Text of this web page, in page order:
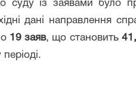
суду із заявами було
дані направлення
19 заяв, що становить